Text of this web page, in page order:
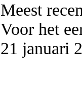
Meest
Voor het
21 januari